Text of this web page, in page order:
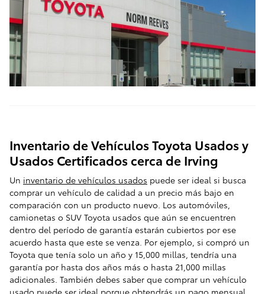
Inventario de Vehículos Toyota Usados ​​y
Usados ​​Certificados cerca de Irving
Un inventario de vehículos usados puede ser ideal si busca
comprar un vehículo de calidad a un precio más bajo en
comparación con un producto nuevo. Los automóviles,
camionetas o SUV Toyota usados ​​que aún se encuentren
dentro del período de garantía estarán cubiertos por ese
acuerdo hasta que este se venza. Por ejemplo, si compró un
Toyota que tenía solo un año y 15,000 millas, tendría una
garantía por hasta dos años más o hasta 21,000 millas
adicionales. También debes saber que comprar un vehículo